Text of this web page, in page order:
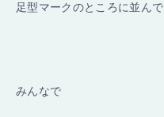
足型マークのところに並んで
みんなで